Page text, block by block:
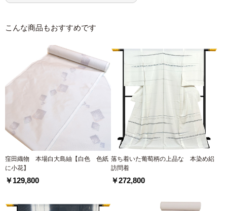
こんな商品もおすすめです
窪田織物 本場白大島紬【白色 色紙
に小花】
￥129,800
落ち着いた葡萄柄の上品な 本染め絽
訪問着
￥272,800